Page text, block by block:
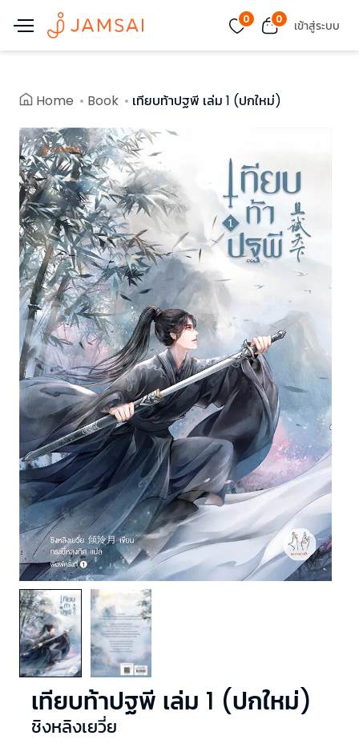
0 0 เข้าสู่ระบบ
Home Book เทียบท้าปฐพี เล่ม 1 (ปกใหม่)
เทียบท้าปฐพี เล่ม 1 (ปกใหม่)
ชิงหลิงเยวี่ย